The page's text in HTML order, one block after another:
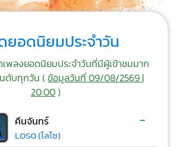
ยอดนิยมประจำวัน
พลงยอดนิยมประจำวันที่มีผู้เข้าชมมาก
ดับทุกวัน (ข้อมูลวันที่ 09/08/2569 |
20:00)
คืนจันทร์
LOSO (โลโซ)
-